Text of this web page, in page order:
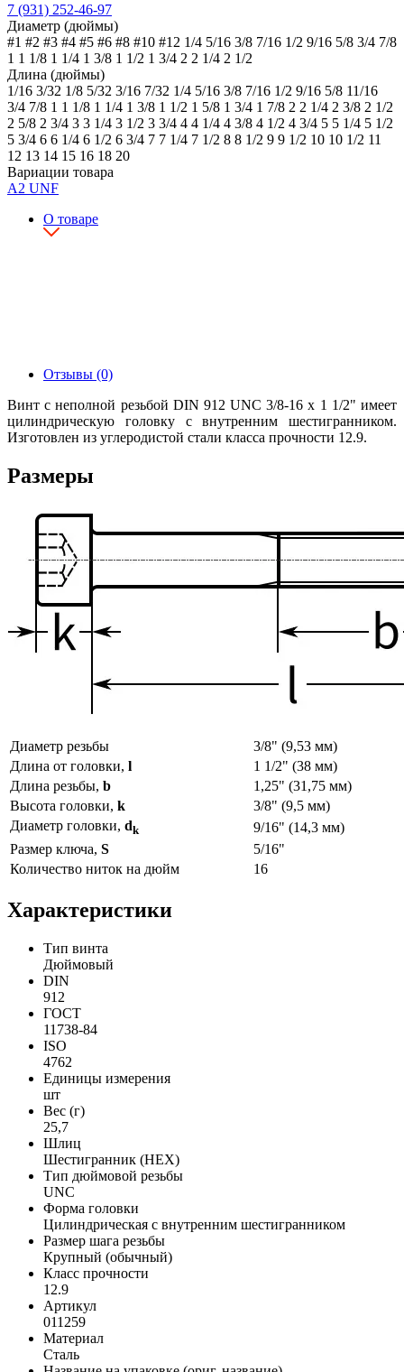
7 (931) 252-46-97
Диаметр (дюймы)
#1 #2 #3 #4 #5 #6 #8 #10 #12 1/4 5/16 3/8 7/16 1/2 9/16 5/8 3/4 7/8
1 1 1/8 1 1/4 1 3/8 1 1/2 1 3/4 2 2 1/4 2 1/2
Длина (дюймы)
1/16 3/32 1/8 5/32 3/16 7/32 1/4 5/16 3/8 7/16 1/2 9/16 5/8 11/16
3/4 7/8 1 1 1/8 1 1/4 1 3/8 1 1/2 1 5/8 1 3/4 1 7/8 2 2 1/4 2 3/8 2 1/2
2 5/8 2 3/4 3 3 1/4 3 1/2 3 3/4 4 4 1/4 4 3/8 4 1/2 4 3/4 5 5 1/4 5 1/2
5 3/4 6 6 1/4 6 1/2 6 3/4 7 7 1/4 7 1/2 8 8 1/2 9 9 1/2 10 10 1/2 11
12 13 14 15 16 18 20
Вариации товара
А2 UNF
О товаре
Отзывы (0)
Винт с неполной резьбой DIN 912 UNC 3/8-16 x 1 1/2" имеет
цилиндрическую головку с внутренним шестигранником.
Изготовлен из углеродистой стали класса прочности 12.9.
Размеры
Диаметр резьбы
3/8" (9,53 мм)
Длина от головки, l
1 1/2" (38 мм)
Длина резьбы, b
1,25" (31,75 мм)
Высота головки, k
3/8" (9,5 мм)
Диаметр головки, dk
9/16" (14,3 мм)
Размер ключа, S
5/16"
Количество ниток на дюйм
16
Характеристики
Тип винта
Дюймовый
DIN
912
ГОСТ
11738-84
ISO
4762
Единицы измерения
шт
Вес (г)
25,7
Шлиц
Шестигранник (HEX)
Тип дюймовой резьбы
UNC
Форма головки
Цилиндрическая с внутренним шестигранником
Размер шага резьбы
Крупный (обычный)
Класс прочности
12.9
Артикул
011259
Материал
Сталь